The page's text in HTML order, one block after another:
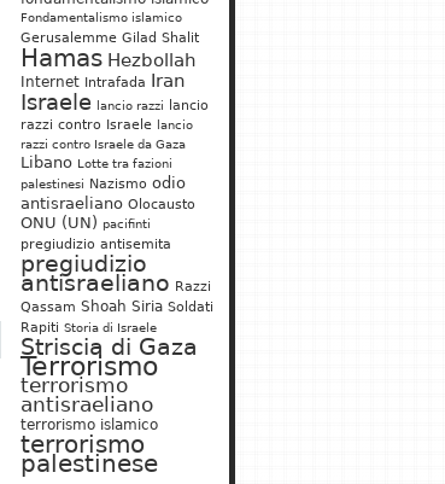
Fondamentalismo islamico
Gerusalemme Gilad Shalit
Hamas Hezbollah
Internet Intrafada Iran
Israele lancio razzi
lancio
razzi contro Israele lancio
razzi contro Israele da Gaza
Libano Lotte tra fazioni
palestinesi Nazismo odio
antisraeliano Olocausto
ONU (UN) pacifinti
pregiudizio antisemita
pregiudizio
antisraeliano Razzi
Qassam Shoah Siria Soldati
Rapiti Storia di Israele
Striscia di Gaza
Terrorismo
terrorismo
antisraeliano
terrorismo islamico
terrorismo
palestinese